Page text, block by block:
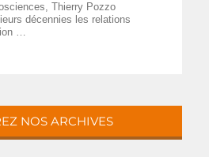
Thierry Pozzo
décennies les relations
…
NOS ARCHIVES